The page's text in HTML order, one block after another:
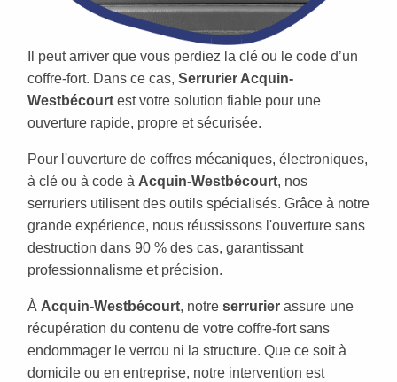
Il peut arriver que vous perdiez la clé ou le code d’un
coffre-fort. Dans ce cas, Serrurier Acquin-
Westbécourt est votre solution fiable pour une
ouverture rapide, propre et sécurisée.
Pour l'ouverture de coffres mécaniques, électroniques,
à clé ou à code à Acquin-Westbécourt, nos
serruriers utilisent des outils spécialisés. Grâce à notre
grande expérience, nous réussissons l'ouverture sans
destruction dans 90 % des cas, garantissant
professionnalisme et précision.
À Acquin-Westbécourt, notre serrurier assure une
récupération du contenu de votre coffre-fort sans
endommager le verrou ni la structure. Que ce soit à
domicile ou en entreprise, notre intervention est